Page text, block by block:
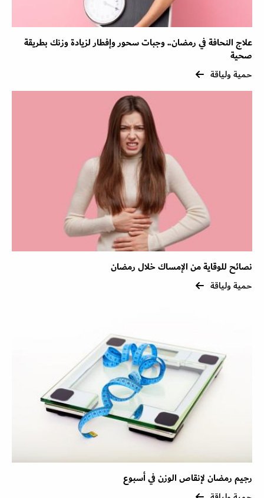
علاج النحافة في رمضان.. وجبات سحور وإفطار لزيادة وزنك بطريقة
صحية
حمية ولياقة
نصائح للوقاية من الإمساك خلال رمضان
حمية ولياقة
رجيم رمضان لإنقاص الوزن في أسبوع